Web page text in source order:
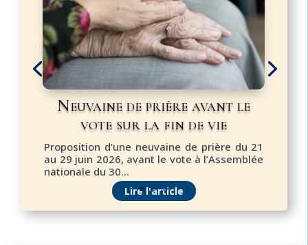
Neuvaine de prière avant le
vote sur la fin de vie
Proposition d’une neuvaine de prière du 21
au 29 juin 2026, avant le vote à l’Assemblée
nationale du 30...
Lire l'article